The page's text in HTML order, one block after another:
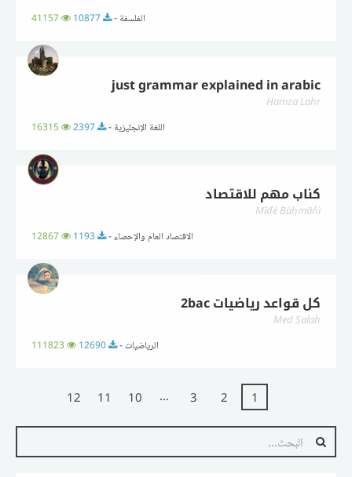
الفلسفة -
just grammar explained in arabic
Hamza Lahr
اللغة الإنجليزية -
كناب مهم للاقتصاد
Mîđé Bähmāňï
الاقتصاد العام والإحصاء -
كل قواعد رياضيات 2bac
Med Salah
الرياضيات -
1
2
3
...
10
11
12